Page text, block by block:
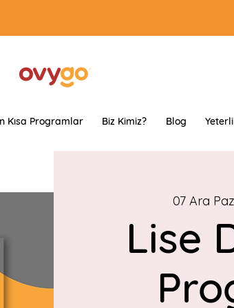
Kısa Programlar Biz Kimiz? Blog
07 Ara Paz
Lise